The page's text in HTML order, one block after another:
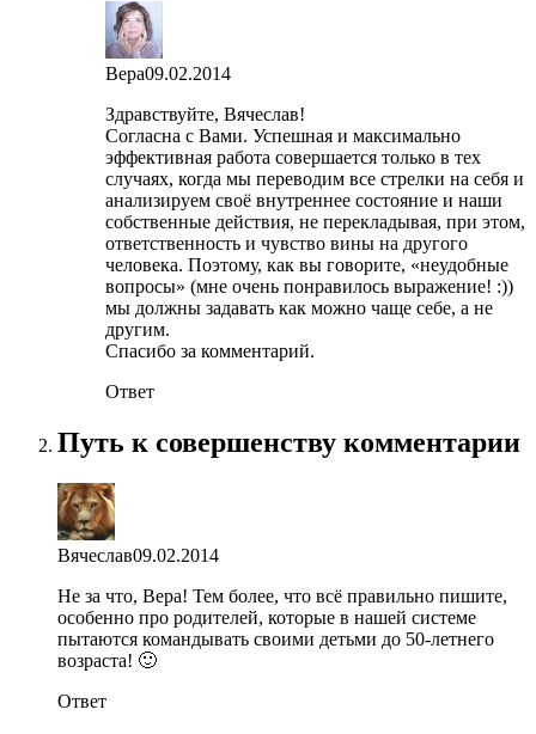
Вера09.02.2014
Здравствуйте, Вячеслав!
Согласна с Вами. Успешная и максимально
эффективная работа совершается только в тех
случаях, когда мы переводим все стрелки на себя и
анализируем своё внутреннее состояние и наши
собственные действия, не перекладывая, при этом,
ответственность и чувство вины на другого
человека. Поэтому, как вы говорите, «неудобные
вопросы» (мне очень понравилось выражение! :))
мы должны задавать как можно чаще себе, а не
другим.
Спасибо за комментарий.
Ответ
Путь к совершенству комментарии
Вячеслав09.02.2014
Не за что, Вера! Тем более, что всё правильно пишите,
особенно про родителей, которые в нашей системе
пытаются командывать своими детьми до 50-летнего
возраста! 🙂
Ответ